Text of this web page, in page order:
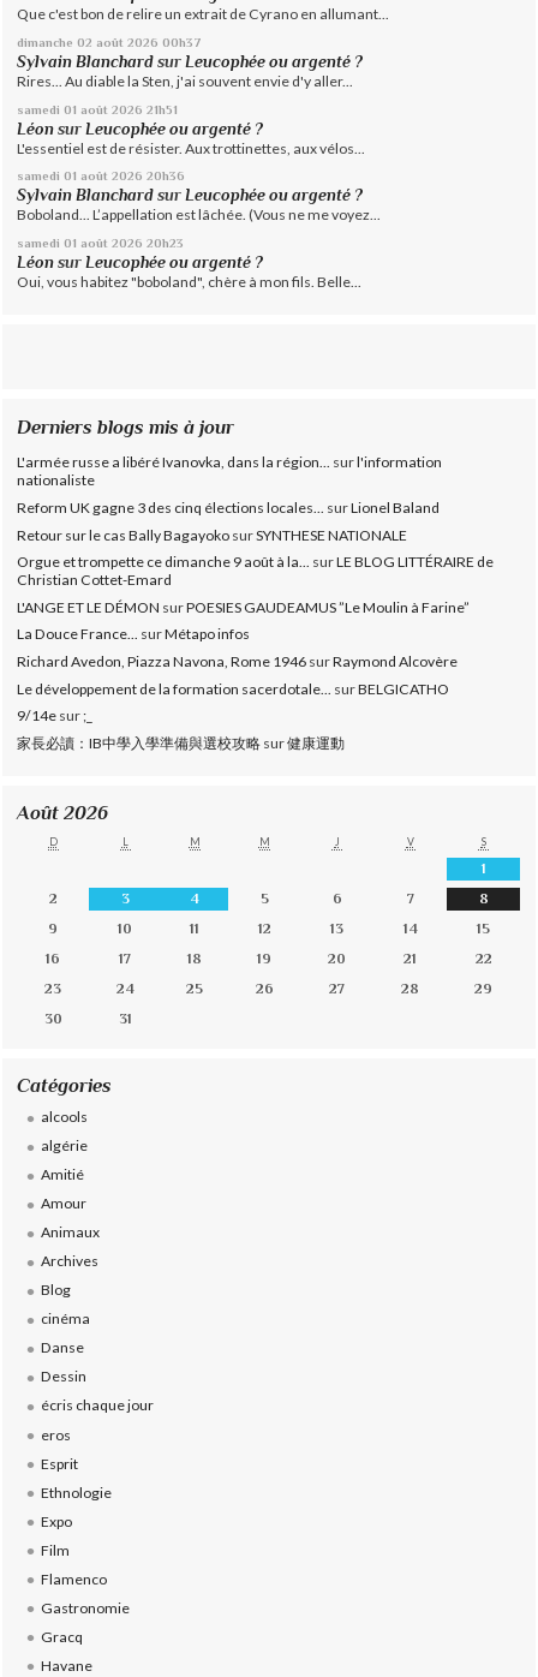
Que c'est bon de relire un extrait de Cyrano en allumant...
dimanche 02 août 2026 00h37
Sylvain Blanchard sur Leucophée ou argenté ?
Rires... Au diable la Sten, j'ai souvent envie d'y aller...
samedi 01 août 2026 21h51
Léon sur Leucophée ou argenté ?
L'essentiel est de résister. Aux trottinettes, aux vélos...
samedi 01 août 2026 20h36
Sylvain Blanchard surLeucophée ou argenté ?
Boboland... L’appellation est lâchée. (Vous ne me voyez...
samedi 01 août 2026 20h23
Léon sur Leucophée ou argenté ?
Oui, vous habitez "boboland", chère à mon fils. Belle...
Derniers blogs mis à jour
L'armée russe a libéré Ivanovka, dans la région... surl'information
nationaliste
Reform UK gagne 3 des cinq élections locales...
surLionel Baland
Retour sur le cas Bally Bagayoko surSYNTHESE NATIONALE
Orgue et trompette ce dimanche 9 août à la... surLE BLOG LITTÉRAIRE de
Christian Cottet-Emard
L'ANGE ET LE DÉMON surPOESIES GAUDEAMUS ”Le Moulin à Farine”
La Douce France... surMétapo infos
Richard Avedon, Piazza Navona, Rome 1946 surRaymond Alcovère
Le développement de la formation sacerdotale...
surBELGICATHO
9/14e sur;_
家長必讀：IB中學入學準備與選校攻略 sur健康運動
Août 2026
D L M M J V S
1
2
3 4 5 6 7
8
9
10 11 12 13 14
15
16
17 18 19 20 21
22
23
24 25 26 27 28
29
30
31
Catégories
alcools
algérie
Amitié
Amour
Animaux
Archives
Blog
cinéma
Danse
Dessin
écris chaque jour
eros
Esprit
Ethnologie
Expo
Film
Flamenco
Gastronomie
Gracq
Havane